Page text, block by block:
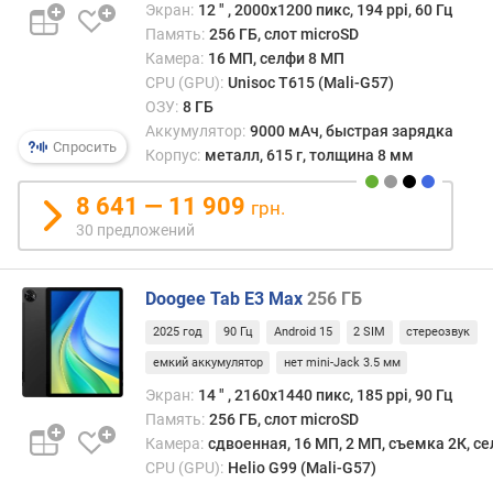
р
а
я
п
а
м
я
т
ь
(
Г
Б
в
Спросить
/
ОЗУ
6
ГБ256 ГБ
/
ОЗУ
12
ГБ
Экран: 12 ″ , 2000х1200 пикс, 194 ppi, 60 Гц
Память: 256 ГБ, слот microSD
Камера: 16 МП, селфи 8 МП
CPU (GPU): Unisoc T615 (Mali-G57)
ОЗУ: 8 ГБ
Аккумулятор: 9000 мАч, быстрая зарядка
Корпус: металл, 615 г, толщина 8 мм
8 641 — 11 909 грн.
30 предложений
Doogee Tab E3 Max 256 ГБ
2025 год 90 Гц Android 15 2 SIM стереозвук
емкий аккумулятор нет mini-Jack 3.5 мм
Экран: 14 ″ , 2160x1440 пикс, 185 ppi, 90 Гц
Память: 256 ГБ, слот microSD
Камера: сдвоенная, 16 МП, 2 МП, съемка 2К,
CPU (GPU): Helio G99 (Mali-G57)